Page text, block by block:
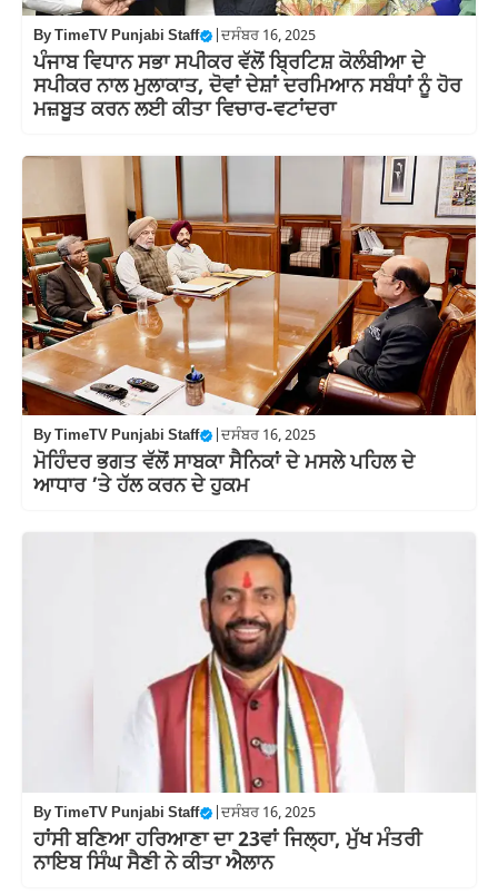
ByTimeTV Punjabi Staff ਦਸੰਬਰ 16, 2025
ਪੰਜਾਬ ਵਿਧਾਨ ਸਭਾ ਸਪੀਕਰ ਵੱਲੋਂ ਬ੍ਰਿਟਿਸ਼ ਕੋਲੰਬੀਆ ਦੇ
ਸਪੀਕਰ ਨਾਲ ਮੁਲਾਕਾਤ, ਦੋਵਾਂ ਦੇਸ਼ਾਂ ਦਰਮਿਆਨ ਸਬੰਧਾਂ ਨੂੰ ਹੋਰ
ਮਜ਼ਬੂਤ ਕਰਨ ਲਈ ਕੀਤਾ ਵਿਚਾਰ-ਵਟਾਂਦਰਾ
ByTimeTV Punjabi Staff ਦਸੰਬਰ 16, 2025
ਮੋਹਿੰਦਰ ਭਗਤ ਵੱਲੋਂ ਸਾਬਕਾ ਸੈਨਿਕਾਂ ਦੇ ਮਸਲੇ ਪਹਿਲ ਦੇ
ਆਧਾਰ ’ਤੇ ਹੱਲ ਕਰਨ ਦੇ ਹੁਕਮ
ByTimeTV Punjabi Staff ਦਸੰਬਰ 16, 2025
ਹਾਂਸੀ ਬਣਿਆ ਹਰਿਆਣਾ ਦਾ 23ਵਾਂ ਜਿਲ੍ਹਾ, ਮੁੱਖ ਮੰਤਰੀ
ਨਾਇਬ ਸਿੰਘ ਸੈਣੀ ਨੇ ਕੀਤਾ ਐਲਾਨ